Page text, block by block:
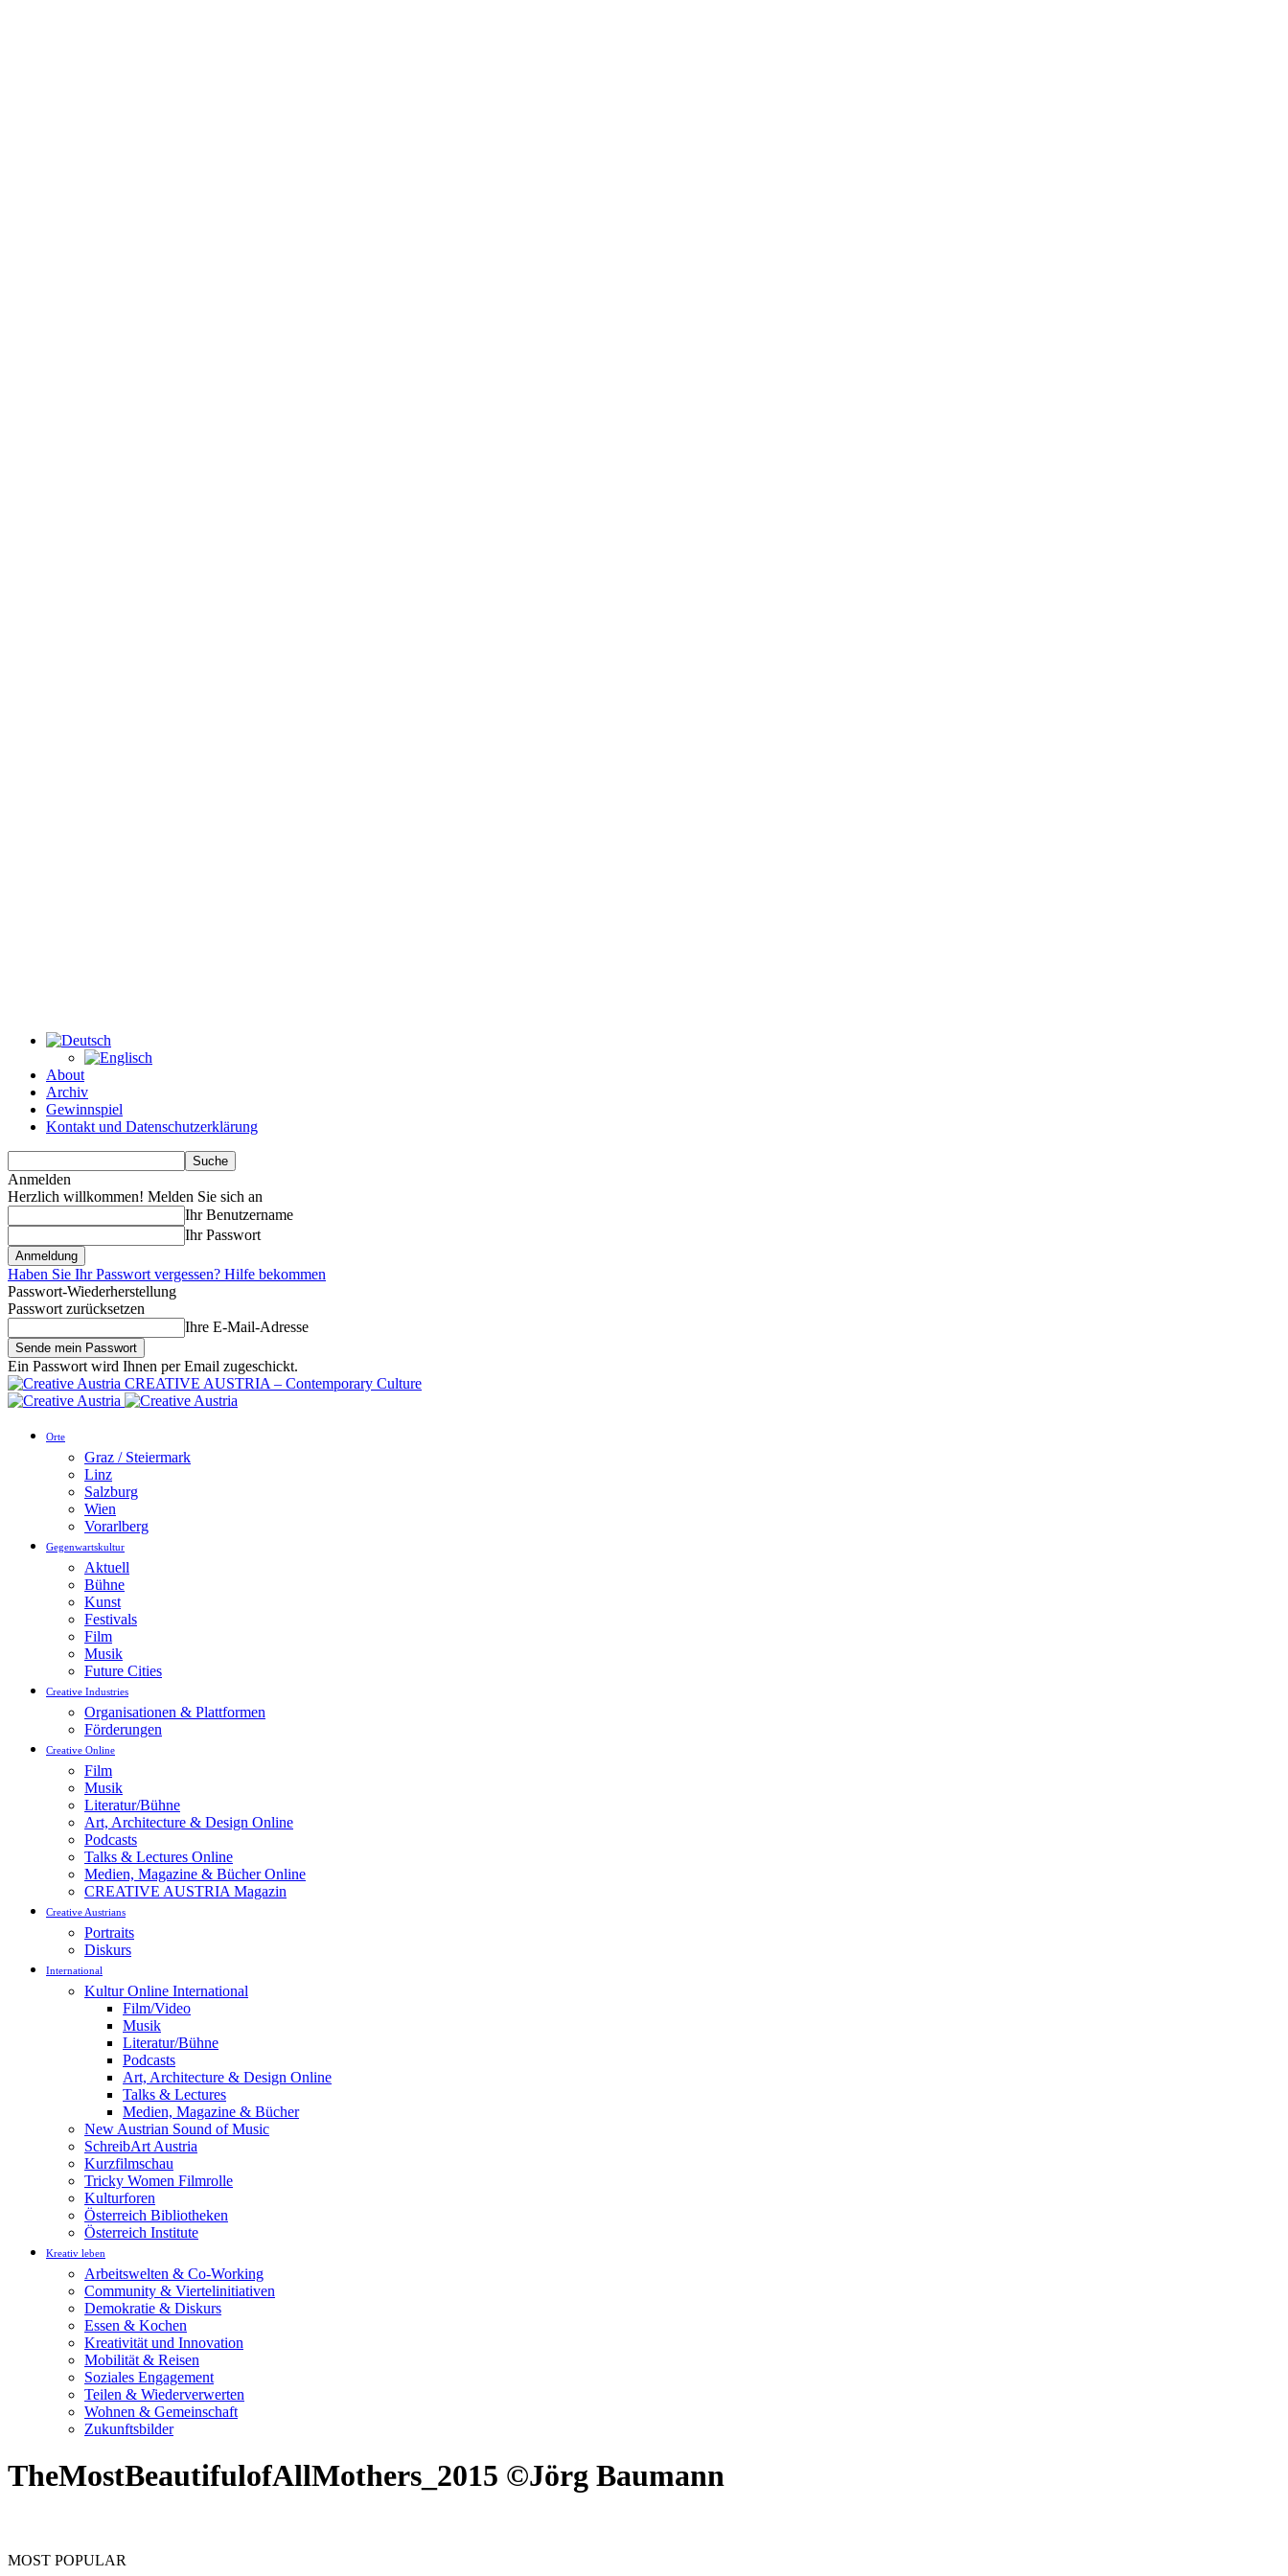
About
Archiv
Gewinnspiel
Kontakt und Datenschutzerklärung
Anmelden
Herzlich willkommen! Melden Sie sich an
Ihr Benutzername
Ihr Passwort
Haben Sie Ihr Passwort vergessen? Hilfe bekommen
Passwort-Wiederherstellung
Passwort zurücksetzen
Ihre E-Mail-Adresse
Ein Passwort wird Ihnen per Email zugeschickt.
CREATIVE AUSTRIA – Contemporary Culture
Orte
Graz / Steiermark
Linz
Salzburg
Wien
Vorarlberg
Gegenwartskultur
Aktuell
Bühne
Kunst
Festivals
Film
Musik
Future Cities
Creative Industries
Organisationen & Plattformen
Förderungen
Creative Online
Film
Musik
Literatur/Bühne
Art, Architecture & Design Online
Podcasts
Talks & Lectures Online
Medien, Magazine & Bücher Online
CREATIVE AUSTRIA Magazin
Creative Austrians
Portraits
Diskurs
International
Kultur Online International
Film/Video
Musik
Literatur/Bühne
Podcasts
Art, Architecture & Design Online
Talks & Lectures
Medien, Magazine & Bücher
New Austrian Sound of Music
SchreibArt Austria
Kurzfilmschau
Tricky Women Filmrolle
Kulturforen
Österreich Bibliotheken
Österreich Institute
Kreativ leben
Arbeitswelten & Co-Working
Community & Viertelinitiativen
Demokratie & Diskurs
Essen & Kochen
Kreativität und Innovation
Mobilität & Reisen
Soziales Engagement
Teilen & Wiederverwerten
Wohnen & Gemeinschaft
Zukunftsbilder
TheMostBeautifulofAllMothers_2015 ©Jörg Baumann
MOST POPULAR